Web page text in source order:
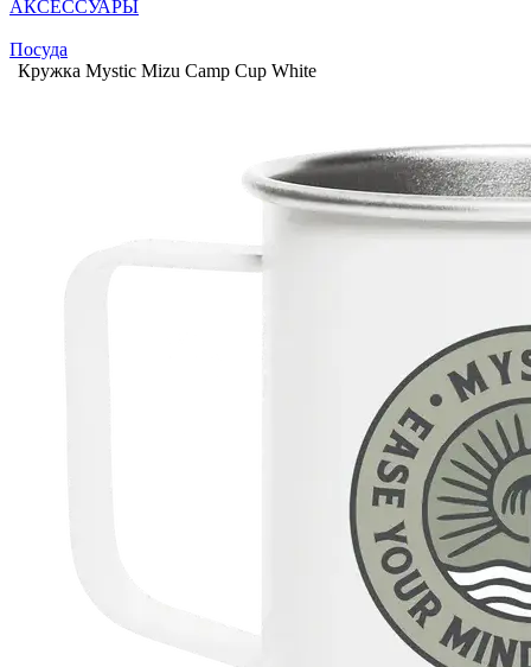
АКСЕССУАРЫ
Посуда
Кружка Mystic Mizu Camp Cup White